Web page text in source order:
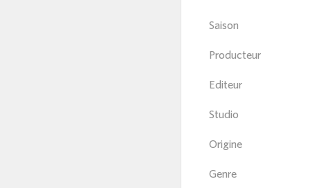
Saison
Producteur
Editeur
Studio
Origine
Genre